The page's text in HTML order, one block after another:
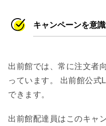
キャンペーンを意
出前館では、常に注文者
っています。 出前館公
できます。
出前館配達員はこのキャ